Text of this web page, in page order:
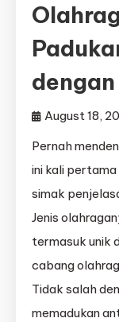
August 18,
Pernah
ini kali
simak
Jenis
termasuk unik
cabang
Tidak salah
memadukan